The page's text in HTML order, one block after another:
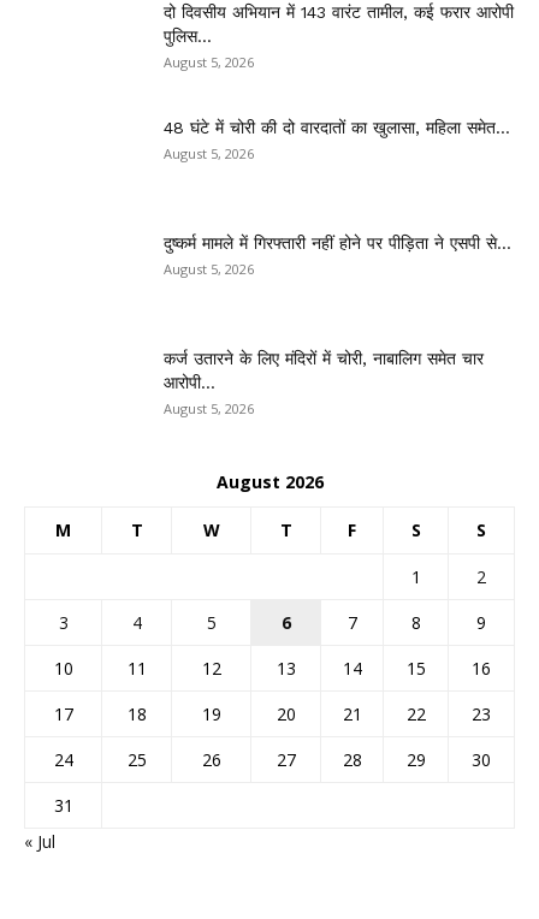
दो दिवसीय अभियान में 143 वारंट तामील, कई फरार आरोपी
पुलिस...
August 5, 2026
48 घंटे में चोरी की दो वारदातों का खुलासा, महिला समेत...
August 5, 2026
दुष्कर्म मामले में गिरफ्तारी नहीं होने पर पीड़िता ने एसपी से...
August 5, 2026
कर्ज उतारने के लिए मंदिरों में चोरी, नाबालिग समेत चार
आरोपी...
August 5, 2026
August 2026
M T W T F S S
1
2
3
4 5 6 7 8
9
10
11 12 13 14 15
16
17
18 19 20 21 22
23
24
25 26 27 28 29
30
31
« Jul